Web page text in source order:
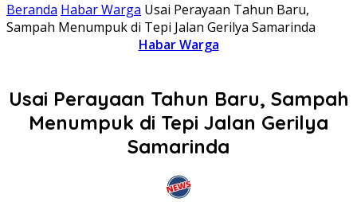
Beranda Habar Warga Usai Perayaan Tahun Baru,
Sampah Menumpuk di Tepi Jalan Gerilya Samarinda
Habar Warga
Usai Perayaan Tahun Baru, Sampah
Menumpuk di Tepi Jalan Gerilya
Samarinda